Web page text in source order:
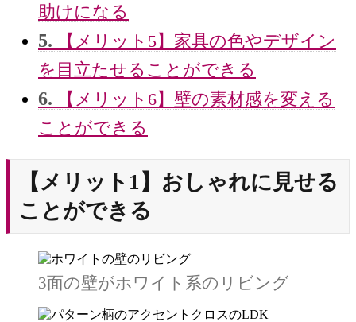
助けになる
5. 【メリット5】家具の色やデザイン
を目立たせることができる
6. 【メリット6】壁の素材感を変える
ことができる
【メリット1】おしゃれに見せる
ことができる
3面の壁がホワイト系のリビング